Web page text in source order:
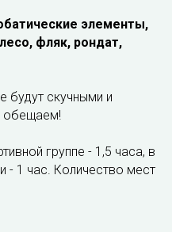
элементы,
фляк, рондат,
будут скучными и
обещаем!
группе - 1,5 часа, в
- 1 час. Количество мест